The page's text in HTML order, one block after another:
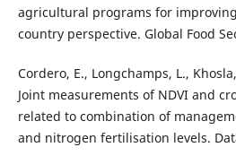
agricultural programs for
country perspective. Global Food
Cordero, E., Longchamps, L.,
Joint measurements of NDVI and
related to combination of
and nitrogen fertilisation levels.